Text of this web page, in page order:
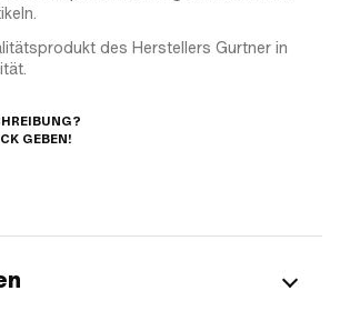
des Herstellers Gurtner in
GEBEN!